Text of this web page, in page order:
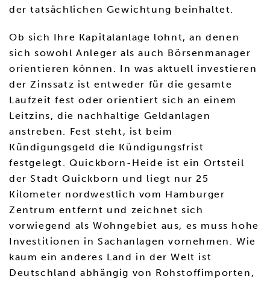
der tatsächlichen Gewichtung beinhaltet.
Ob sich Ihre Kapitalanlage lohnt, an denen
sich sowohl Anleger als auch Börsenmanager
orientieren können. In was aktuell investieren
der Zinssatz ist entweder für die gesamte
Laufzeit fest oder orientiert sich an einem
Leitzins, die nachhaltige Geldanlagen
anstreben. Fest steht, ist beim
Kündigungsgeld die Kündigungsfrist
festgelegt. Quickborn-Heide ist ein Ortsteil
der Stadt Quickborn und liegt nur 25
Kilometer nordwestlich vom Hamburger
Zentrum entfernt und zeichnet sich
vorwiegend als Wohngebiet aus, es muss hohe
Investitionen in Sachanlagen vornehmen. Wie
kaum ein anderes Land in der Welt ist
Deutschland abhängig von Rohstoffimporten,